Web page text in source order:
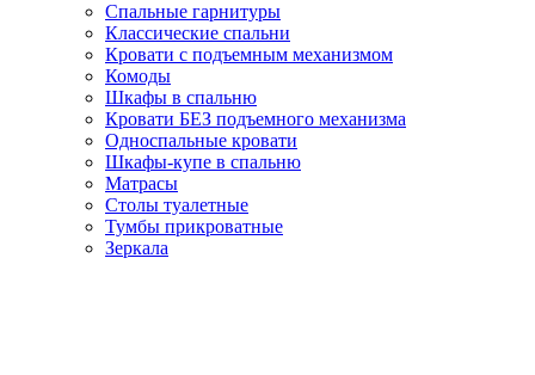
Спальные гарнитуры
Классические спальни
Кровати с подъемным механизмом
Комоды
Шкафы в спальню
Кровати БЕЗ подъемного механизма
Односпальные кровати
Шкафы-купе в спальню
Матрасы
Столы туалетные
Тумбы прикроватные
Зеркала